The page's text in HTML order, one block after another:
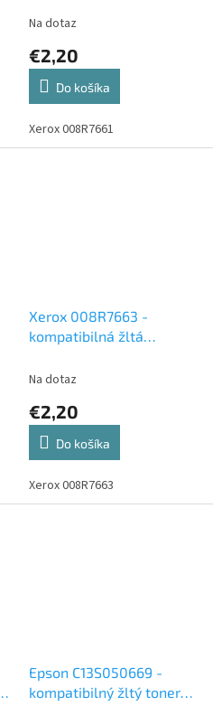
Na dotaz
€2,20
Do košíka
Xerox 008R7661
Xerox 008R7663 -
kompatibilná žltá
Na dotaz
€2,20
Do košíka
Xerox 008R7663
Epson C13S050669 -
kompatibilný žltý toner